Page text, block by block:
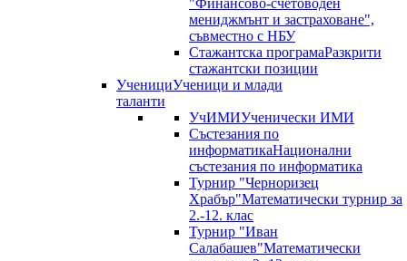
"Финансово-счетоводен
мениджмънт и застраховане",
съвместно с НБУ
Стажантска програмаРазкрити
стажантски позиции
УченициУченици и млади
таланти
УчИМИУченически ИМИ
Състезания по
информатикаНационални
състезания по информатика
Турнир "Черноризец
Храбър"Математически турнир за
2.-12. клас
Турнир "Иван
Салабашев"Математически